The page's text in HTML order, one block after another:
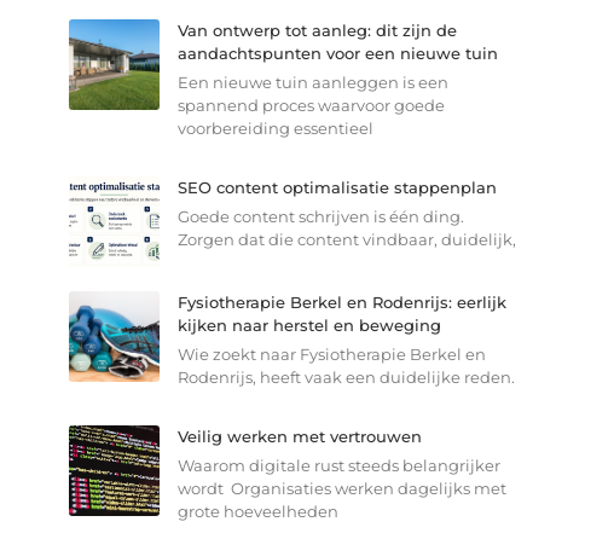
Van ontwerp tot aanleg: dit zijn de
aandachtspunten voor een nieuwe tuin
Een nieuwe tuin aanleggen is een
spannend proces waarvoor goede
voorbereiding essentieel
SEO content optimalisatie stappenplan
Goede content schrijven is één ding.
Zorgen dat die content vindbaar, duidelijk,
Fysiotherapie Berkel en Rodenrijs: eerlijk
kijken naar herstel en beweging
Wie zoekt naar Fysiotherapie Berkel en
Rodenrijs, heeft vaak een duidelijke reden.
Veilig werken met vertrouwen
Waarom digitale rust steeds belangrijker
wordt Organisaties werken dagelijks met
grote hoeveelheden